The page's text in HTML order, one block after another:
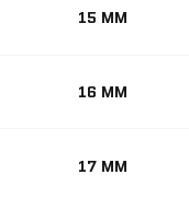
15 MM
16 MM
17 MM